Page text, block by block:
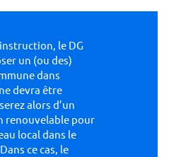
le DG
un (ou des)
dans
devra être
alors d’un
renouvelable pour
local dans le
ce cas, le